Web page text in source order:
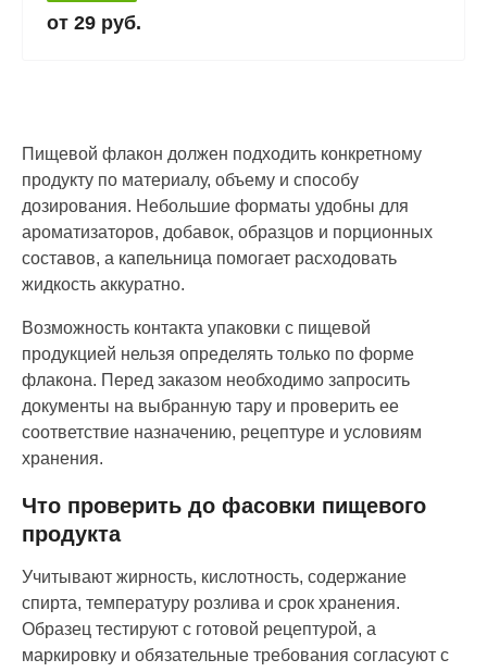
29 руб.
Пищевой флакон должен подходить конкретному
продукту по материалу, объему и способу
дозирования. Небольшие форматы удобны для
ароматизаторов, добавок, образцов и порционных
составов, а капельница помогает расходовать
жидкость аккуратно.
Возможность контакта упаковки с пищевой
продукцией нельзя определять только по форме
флакона. Перед заказом необходимо запросить
документы на выбранную тару и проверить ее
соответствие назначению, рецептуре и условиям
хранения.
Что проверить до фасовки пищевого
продукта
Учитывают жирность, кислотность, содержание
спирта, температуру розлива и срок хранения.
Образец тестируют с готовой рецептурой, а
маркировку и обязательные требования согласуют с